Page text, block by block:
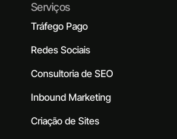
Serviços
Tráfego Pago
Redes Sociais
Consultoria de SEO
Inbound Marketing
Criação de Sites